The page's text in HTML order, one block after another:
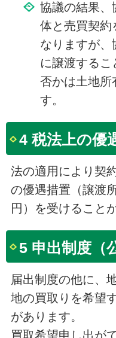
協議の結果、
体と売買契約
なりますが
に譲渡する
否かは土地所
す。
4 税法上の優
法の適用により契
の優遇措置（譲渡
円）を受けること
5 申出制度（
届出制度の他に、
地の買取りを希望
があります。
買取希望申し出が